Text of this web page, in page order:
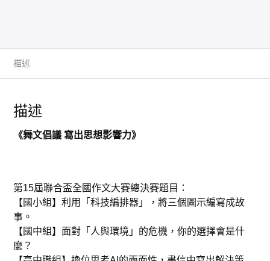
0
0
期
《
文
寫
出
想
影
本
數
量
描述
描述
《舞文倡議 寫出思想影響力》
第15屆聯合盃全國作文大賽總決賽題目：
【國小組】利用「科技編排器」，將三個圖示編寫成故
事。
【國中組】面對「人與環境」的危機，你的選擇會是什
麼？